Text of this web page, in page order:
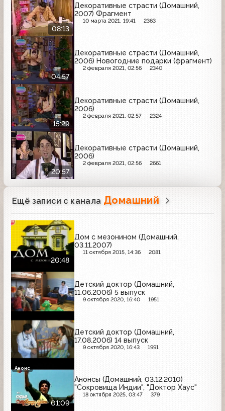
08:13
Декоративные страсти (Домашний,
2007) Фрагмент
10 марта 2021, 19:41 2363
04:57
Декоративные страсти (Домашний,
2006) Новогодние подарки (фрагмент)
2 февраля 2021, 02:56 2340
15:29
Декоративные страсти (Домашний,
2006)
2 февраля 2021, 02:57 2324
20:57
Декоративные страсти (Домашний,
2006)
2 февраля 2021, 02:56 2661
Ещё записи с канала Домашний
20:48
Дом с мезонином (Домашний,
03.11.2007)
11 октября 2015, 14:36 2081
Детский доктор (Домашний,
11.06.2006) 5 выпуск
9 октября 2020, 16:40 1951
Детский доктор (Домашний,
17.08.2006) 14 выпуск
9 октября 2020, 16:43 1991
01:09
Анонсы (Домашний, 03.12.2010)
"Сокровища Индии", "Доктор Хаус"
18 октября 2025, 03:47 379
Анонс